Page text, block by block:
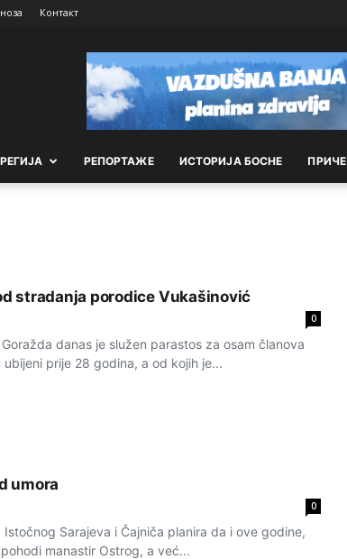
Контакт
РEГИЈА РEПОРТАЖE ИСТОРИЈА БОСНЕ ПРИЧЕ
stradanja porodice Vukašinović
0
danas je služen parastos za osam članova
prije 28 godina, a od kojih je...
umora
0
Sarajeva i Čajniča planira da i ove godine,
manastir Ostrog, a već...